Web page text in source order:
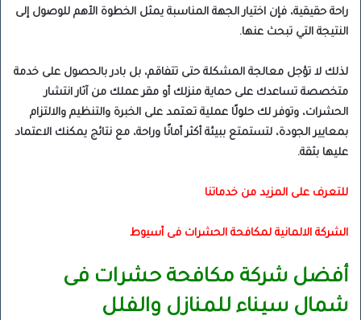
راحة حقيقية، فإن اختيار الجهة المناسبة يمثل الخطوة الأهم للوصول إلى
النتيجة التي تبحث عنها.
لذلك لا تؤجل معالجة المشكلة حتى تتفاقم، بل بادر بالحصول على خدمة
متخصصة تساعدك على حماية منزلك أو مقر عملك من آثار انتشار
الحشرات، وتوفر لك حلولًا عملية تعتمد على الخبرة والتنظيم والالتزام
بمعايير الجودة، لتستمتع ببيئة أكثر أمانًا وراحة، مع نتائج يمكنك الاعتماد
عليها بثقة.
للتعرف على المزيد من خدماتنا
الشركة الالمانية لمكافحة الحشرات فى أسيوط
أفضل شركة مكافحة حشرات فى
شمال سيناء للمنازل والفلل